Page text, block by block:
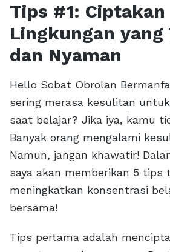
Tips #1: Ciptakan
Lingkungan yang
dan Nyaman
Hello Sobat Obrolan
sering merasa kesulitan
saat belajar? Jika iya, kamu
Banyak orang mengalami
Namun, jangan khawatir!
saya akan memberikan 5 tips
meningkatkan konsentrasi
bersama!
Tips pertama adalah